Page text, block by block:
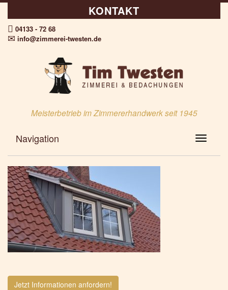
KONTAKT
04133 - 72 68
info@zimmerei-twesten.de
Meisterbetrieb im Zimmererhandwerk seit 1945
Navigation Toggle
Jetzt Informationen anfordern!